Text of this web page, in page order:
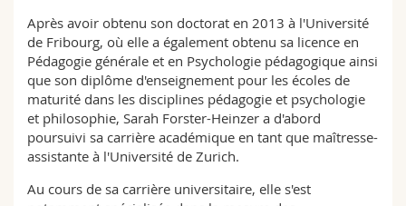
Après avoir obtenu son doctorat en 2013 à l'Université
de Fribourg, où elle a également obtenu sa licence en
Pédagogie générale et en Psychologie pédagogique ainsi
que son diplôme d'enseignement pour les écoles de
maturité dans les disciplines pédagogie et psychologie
et philosophie, Sarah Forster-Heinzer a d'abord
poursuivi sa carrière académique en tant que maîtresse-
assistante à l'Université de Zurich.
Au cours de sa carrière universitaire, elle s'est